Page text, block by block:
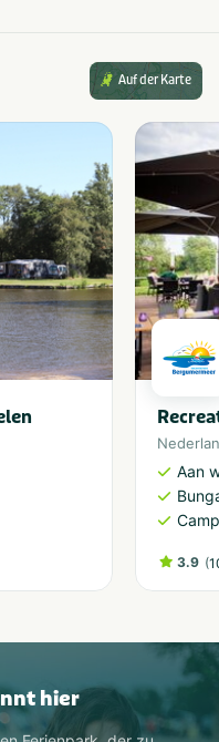
Auf der Karte
Aan
3.9 (
hier